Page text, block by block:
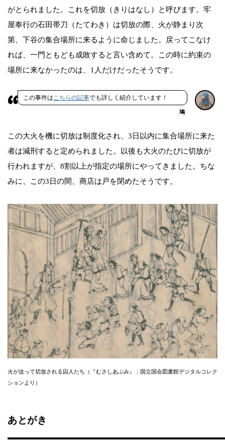
がとられました。これを切放（きりはなし）と呼びます。牢
屋奉行の石田帯刀（たてわき）は切放の際、火が静まり次
第、下谷の集合場所に来るように命じました。戻ってこなけ
れば、一門ともども成敗すると言い含めて。この時に約束の
場所に来なかったのは、1人だけだったそうです。
この事件は こちらの記事でも詳しく紹介しています！
鳩
この大火を機に切放は制度化され、3日以内に集合場所に来た
者は減刑すると定められました。以後も大火のたびに切放が
行われますが、8割以上が指定の場所にやってきました。ちな
みに、この3日の間、商店は戸を閉めたそうです。
火が迫って切放される囚人たち（『むさしあぶみ』：国立国会図書館デジタルコレク
ションより）
あとがき